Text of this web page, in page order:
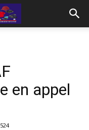
en appel